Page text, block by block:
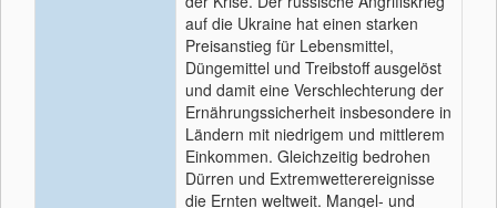
auf die Ukraine hat einen starken
Preisanstieg für Lebensmittel,
Düngemittel und Treibstoff ausgelöst
und damit eine Verschlechterung der
Ernährungssicherheit insbesondere in
Ländern mit niedrigem und mittlerem
Einkommen. Gleichzeitig bedrohen
Dürren und Extremwetterereignisse
die Ernten weltweit. Mangel- und